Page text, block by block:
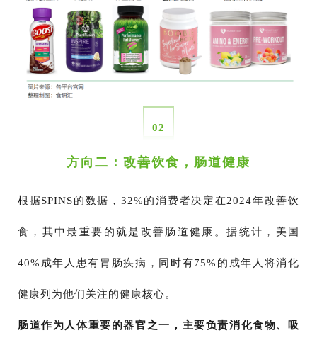
02
方向二：改善饮食，肠道健康
根据SPINS的数据，32%的消费者决定在2024年改善饮
食，其中最重要的就是改善肠道健康。据统计，美国
40%成年人患有胃肠疾病，同时有75%的成年人将消化
健康列为他们关注的健康核心。
肠道作为人体重要的器官之一，主要负责消化食物、吸